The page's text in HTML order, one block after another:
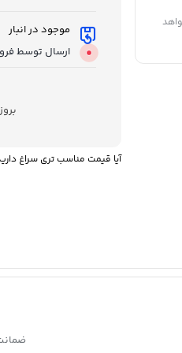
موجود در انبار
ارسال توسط
آیا قیمت مناسب تری سراغ